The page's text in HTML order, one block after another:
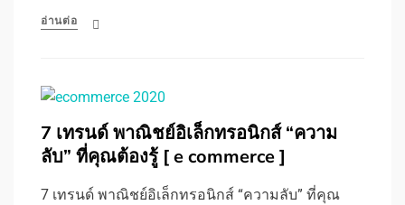
อ่านต่อ
7 เทรนด์ พาณิชย์อิเล็กทรอนิกส์ “ความ
ลับ” ที่คุณต้องรู้ [ e commerce ]
7 เทรนด์ พาณิชย์อิเล็กทรอนิกส์ “ความลับ” ที่คุณ